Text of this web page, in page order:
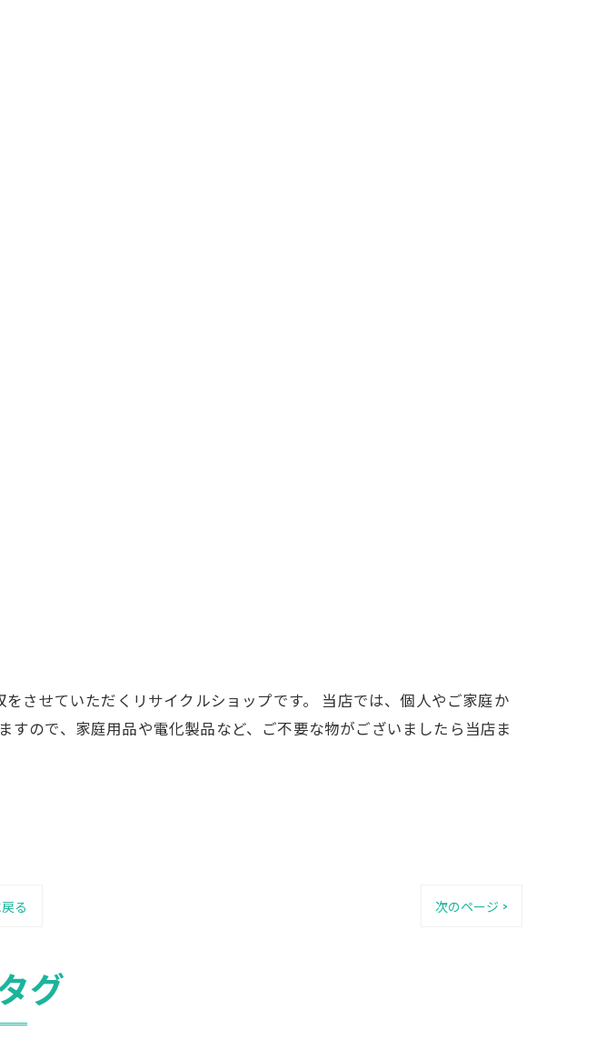
させていただくリサイクルショップです。 当店では、個人やご家庭か
ので、家庭用品や電化製品など、ご不要な物がございましたら当店ま
る 次のページ >
グ